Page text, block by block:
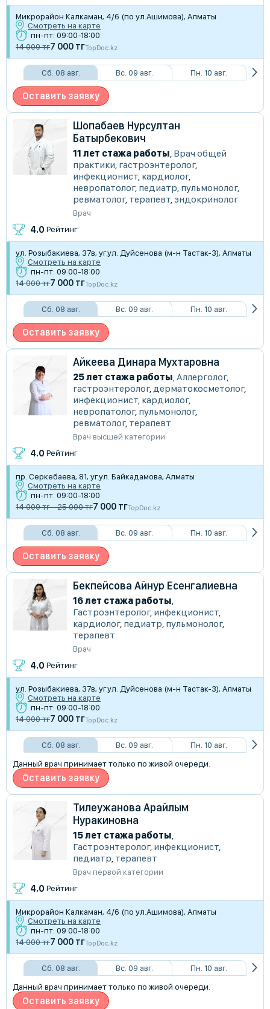
Микрорайон Калкаман, 4/6 (по ул.Ашимова), Алматы
Смотреть на карте
пн-пт: 09:00-18:00
14 000 тг7 000 тгTopDoc.kz
Сб. 08 авг. Вс. 09 авг. Пн. 10 авг.
Оставить заявку
Шопабаев Нурсултан
Батырбекович
11 лет стажа работы, Врач общей
практики, гастроэнтеролог,
инфекционист, кардиолог,
невропатолог, педиатр, пульмонолог,
ревматолог, терапевт, эндокринолог
Врач
4.0 Рейтинг
​ул. Розыбакиева, 37в, уг.ул. Дуйсенова (м-н Тастак-3), Алматы
Смотреть на карте
пн-пт: 09:00-18:00
14 000 тг7 000 тгTopDoc.kz
Сб. 08 авг. Вс. 09 авг. Пн. 10 авг.
Оставить заявку
Айкеева Динара Мухтаровна
25 лет стажа работы,Аллерголог,
гастроэнтеролог,дерматокосметолог,
инфекционист, кардиолог,
невропатолог, пульмонолог,
ревматолог, терапевт
Врач высшей категории
4.0 Рейтинг
пр. Серкебаева, 81, уг.ул. Байкадамова, Алматы
Смотреть на карте
пн-пт: 09:00-18:00
14 000 тг - 25 000 тг7 000 тгTopDoc.kz
Сб. 08 авг. Вс. 09 авг. Пн. 10 авг.
Оставить заявку
Бекпейсова Айнур Есенгалиевна
16 лет стажа работы,
Гастроэнтеролог, инфекционист,
кардиолог, педиатр, пульмонолог,
терапевт
Врач
4.0 Рейтинг
​ул. Розыбакиева, 37в, уг.ул. Дуйсенова (м-н Тастак-3), Алматы
Смотреть на карте
пн-пт: 09:00-18:00
14 000 тг7 000 тгTopDoc.kz
Сб. 08 авг. Вс. 09 авг.
Пн. 10 авг.
Данный врач принимает только по живой очереди.
Оставить заявку
Тилеужанова Арайлым
Нуракиновна
15 лет стажа работы,
Гастроэнтеролог, инфекционист,
педиатр, терапевт
Врач первой категории
4.0 Рейтинг
Микрорайон Калкаман, 4/6 (по ул.Ашимова), Алматы
Смотреть на карте
пн-пт: 09:00-18:00
14 000 тг7 000 тгTopDoc.kz
Сб. 08 авг. Вс. 09 авг.
Пн. 10 авг.
Данный врач принимает только по живой очереди.
Оставить заявку